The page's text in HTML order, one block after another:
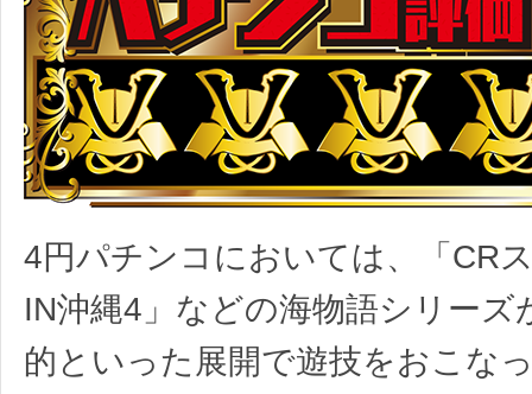
4円パチンコにおいては、「CR
IN沖縄4」などの海物語シリーズ
的といった展開で遊技をおこな